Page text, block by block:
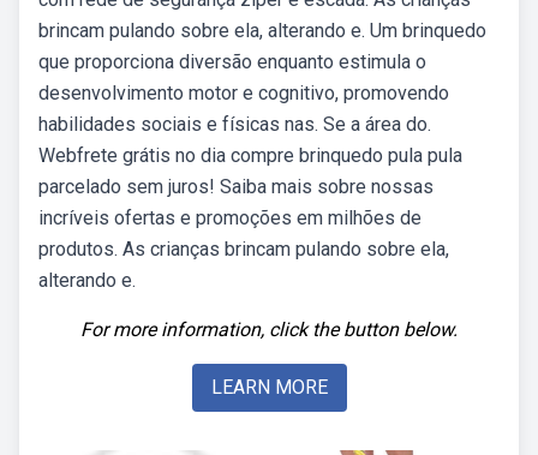
brincam pulando sobre ela, alterando e. Um brinquedo
que proporciona diversão enquanto estimula o
desenvolvimento motor e cognitivo, promovendo
habilidades sociais e físicas nas. Se a área do.
Webfrete grátis no dia compre brinquedo pula pula
parcelado sem juros! Saiba mais sobre nossas
incríveis ofertas e promoções em milhões de
produtos. As crianças brincam pulando sobre ela,
alterando e.
For more information, click the button below.
LEARN MORE